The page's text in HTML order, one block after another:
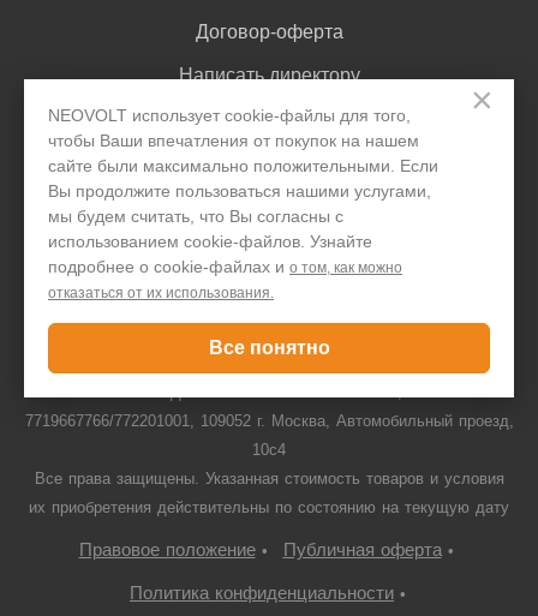
×
NEOVOLT использует cookie-файлы для того,
чтобы Ваши впечатления от покупок на нашем
сайте были максимально положительными. Если
Вы продолжите пользоваться нашими услугами,
мы будем считать, что Вы согласны с
использованием cookie-файлов. Узнайте
подробнее о cookie-файлах и о том, как можно
отказаться от их использования.
Все понятно
Договор-оферта
Написать директору
Задать вопрос
+7 495 646 1257
Только для юридических лиц
7719667766/772201001, 109052 г. Москва, Автомобильный проезд,
10с4
Все права защищены. Указанная стоимость товаров и условия
их приобретения действительны по состоянию на текущую дату
Правовое положение• Публичная оферта•
Политика конфиденциальности •